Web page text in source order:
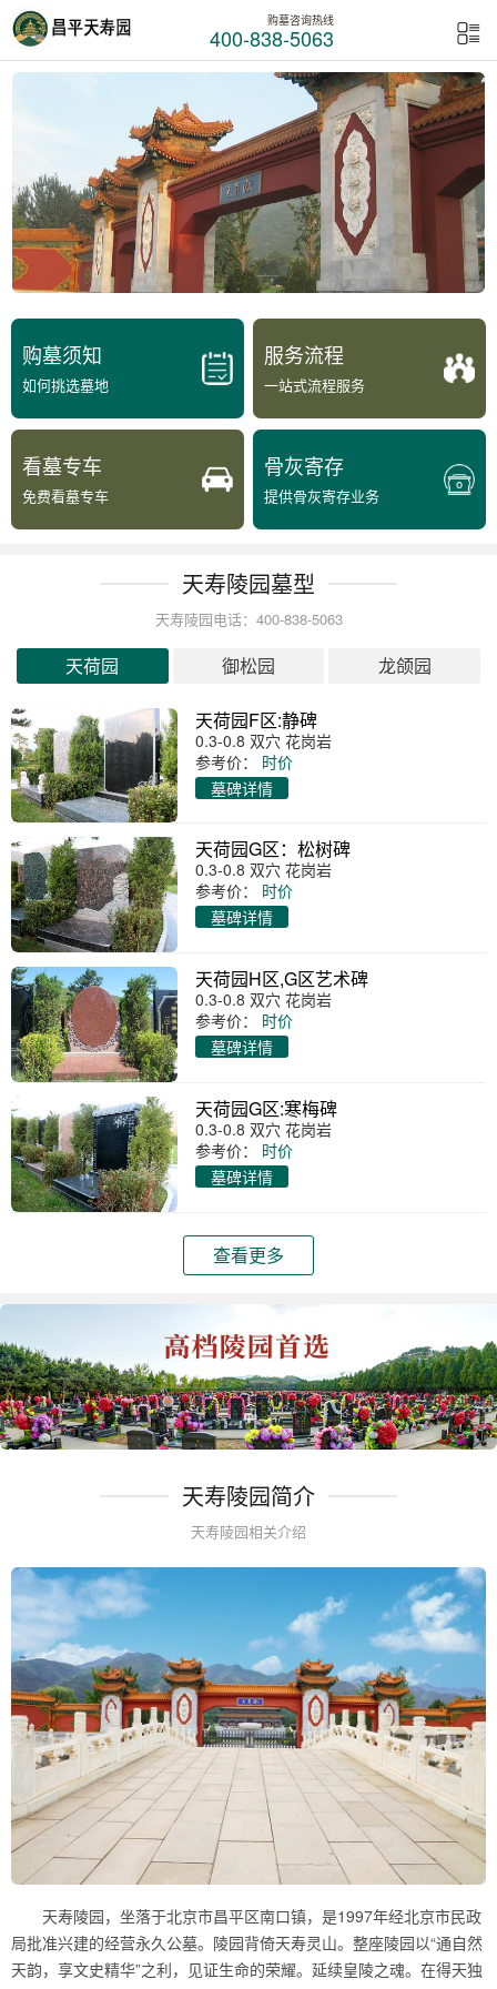
购墓咨询热线
400-838-5063
购墓须知
如何挑选墓地
服务流程
一站式流程服务
看墓专车
免费看墓专车
骨灰寄存
提供骨灰寄存业务
天寿陵园墓型
天寿陵园电话：400-838-5063
天荷园 御松园 龙颌园
天荷园F区:静碑
0.3-0.8 双穴 花岗岩
参考价：
时价
墓碑详情
天荷园G区：松树碑
0.3-0.8 双穴 花岗岩
参考价：
时价
墓碑详情
天荷园H区,G区艺术碑
0.3-0.8 双穴 花岗岩
参考价：
时价
墓碑详情
天荷园G区:寒梅碑
0.3-0.8 双穴 花岗岩
参考价：
时价
墓碑详情
查看更多
天寿陵园简介
天寿陵园相关介绍
天寿陵园，坐落于北京市昌平区南口镇，是1997年经北京市民政
局批准兴建的经营永久公墓。陵园背倚天寿灵山。整座陵园以“通自然
天韵，享文史精华”之利，见证生命的荣耀。延续皇陵之魂。在得天独